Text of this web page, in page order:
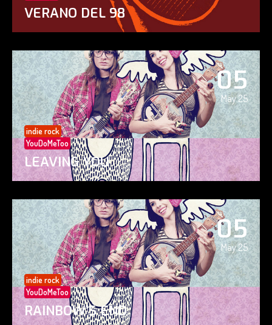
VERANO DEL 98
05
May 25
indie rock
YouDoMeToo
LEAVING YOU
05
May 25
indie rock
YouDoMeToo
RAINBOW’S END